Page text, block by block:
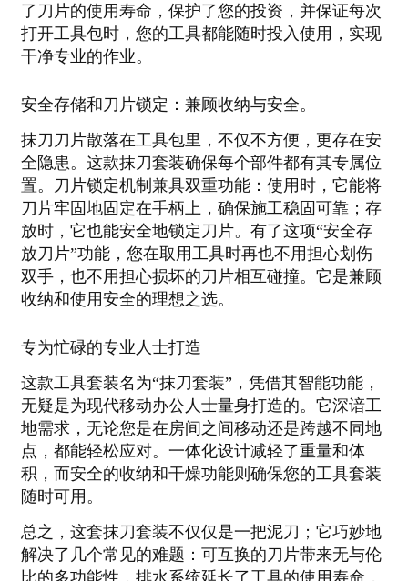
了刀片的使用寿命，保护了您的投资，并保证每次
打开工具包时，您的工具都能随时投入使用，实现
干净专业的作业。
安全存储和刀片锁定：兼顾收纳与安全。
抹刀刀片散落在工具包里，不仅不方便，更存在安
全隐患。这款抹刀套装确保每个部件都有其专属位
置。刀片锁定机制兼具双重功能：使用时，它能将
刀片牢固地固定在手柄上，确保施工稳固可靠；存
放时，它也能安全地锁定刀片。有了这项“安全存
放刀片”功能，您在取用工具时再也不用担心划伤
双手，也不用担心损坏的刀片相互碰撞。它是兼顾
收纳和使用安全的理想之选。
专为忙碌的专业人士打造
这款工具套装名为“抹刀套装”，凭借其智能功能，
无疑是为现代移动办公人士量身打造的。它深谙工
地需求，无论您是在房间之间移动还是跨越不同地
点，都能轻松应对。一体化设计减轻了重量和体
积，而安全的收纳和干燥功能则确保您的工具套装
随时可用。
总之，这套抹刀套装不仅仅是一把泥刀；它巧妙地
解决了几个常见的难题：可互换的刀片带来无与伦
比的多功能性，排水系统延长了工具的使用寿命，